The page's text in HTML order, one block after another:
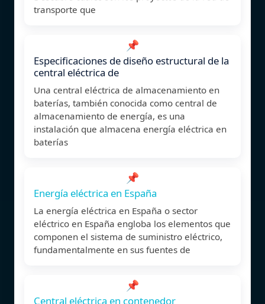
transporte que
📌
Especificaciones de diseño estructural de la
central eléctrica de
Una central eléctrica de almacenamiento en
baterías, también conocida como central de
almacenamiento de energía, es una
instalación que almacena energía eléctrica en
baterías
📌
Energía eléctrica en España
La energía eléctrica en España o sector
eléctrico en España engloba los elementos que
componen el sistema de suministro eléctrico,
fundamentalmente en sus fuentes de
📌
Central eléctrica en contenedor